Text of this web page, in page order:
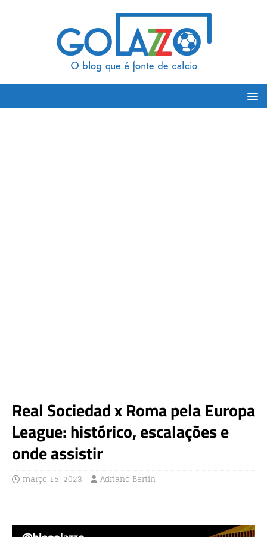
Real Sociedad x Roma pela Europa
League: histórico, escalações e
onde assistir
março 15, 2023 Adriano Bertin